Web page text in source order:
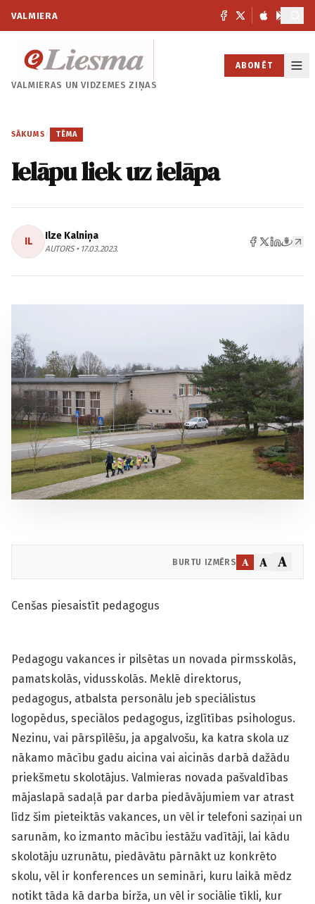
VALMIERA
VALMIERAS UNVIDZEMES ZIŅAS
ABONĒT
SĀKUMS / TĒMA
Ielāpu liek uz ielāpa
IL Ilze Kalniņa
AUTORS • 17.03.2023.
BURTU IZMĒRS A A A
Cenšas piesaistīt pedagogus
Pedagogu vakances ir pilsētas un novada pirmsskolās,
pamatskolās, vidusskolās. Meklē direktorus,
pedagogus, atbalsta personālu jeb speciālistus
logopēdus, speciālos pedagogus, izglītības psihologus.
Nezinu, vai pārspīlēšu, ja apgalvošu, ka katra skola uz
nākamo mācību gadu aicina vai aicinās darbā dažādu
priekšmetu skolotājus. Valmieras novada pašvaldības
mājaslapā sadaļā par darba piedāvājumiem var atrast
līdz šim pieteiktās vakances, un vēl ir telefoni saziņai un
sarunām, ko izmanto mācību iestāžu vadītāji, lai kādu
skolotāju uzrunātu, piedāvātu pārnākt uz konkrēto
skolu, vēl ir konferences un semināri, kuru laikā mēdz
notikt tāda kā darba birža, un vēl ir sociālie tīkli, kur